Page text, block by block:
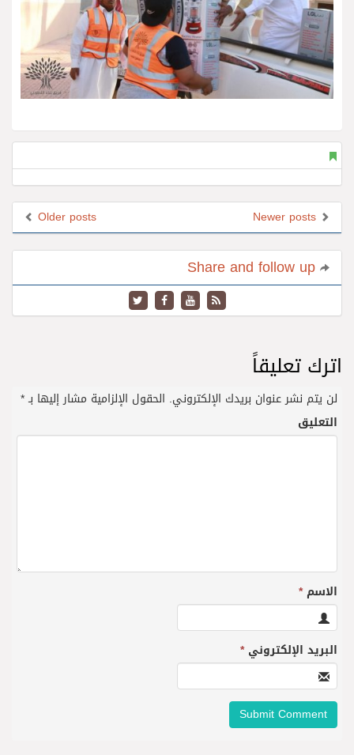
Older posts
اترك تعليقاً
لن يتم نشر عنوان بريدك الإلكتروني. الحقول الإلزامية مشار إليها بـ*
التعليق
الاسم*
البريد الإلكتروني*